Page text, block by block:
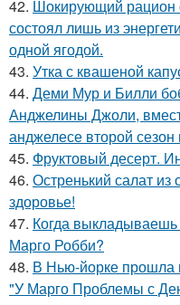
42. Шокирующий рацион
состоял лишь из
одной ягодой.
43. Утка с квашеной
44. Деми Мур и Билли
Анджелины Джоли,
анджелесе второй
45. Фруктовый десерт.
46. Остренький салат из
здоровье!
47. Когда
Марго Робби?
48. В Нью-йорке прошла
"У Марго Проблемы с